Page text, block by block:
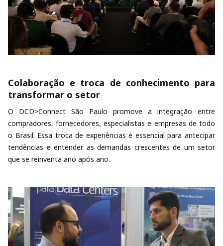
Colaboração e troca de conhecimento para
transformar o setor
O DCD>Connect São Paulo promove a integração entre
compradores, fornecedores, especialistas e empresas de todo
o Brasil. Essa troca de experiências é essencial para antecipar
tendências e entender as demandas crescentes de um setor
que se reinventa ano após ano.